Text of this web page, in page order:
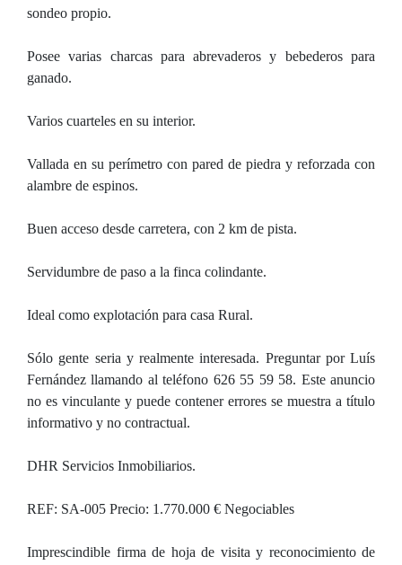
sondeo propio.
Posee varias charcas para abrevaderos y bebederos para
ganado.
Varios cuarteles en su interior.
Vallada en su perímetro con pared de piedra y reforzada con
alambre de espinos.
Buen acceso desde carretera, con 2 km de pista.
Servidumbre de paso a la finca colindante.
Ideal como explotación para casa Rural.
Sólo gente seria y realmente interesada. Preguntar por Luís
Fernández llamando al teléfono 626 55 59 58. Este anuncio
no es vinculante y puede contener errores se muestra a título
informativo y no contractual.
DHR Servicios Inmobiliarios.
REF: SA-005 Precio: 1.770.000 € Negociables
Imprescindible firma de hoja de visita y reconocimiento de